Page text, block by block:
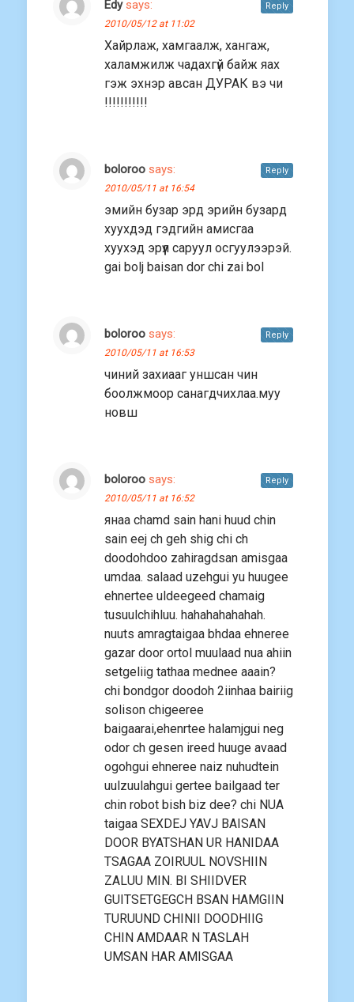
Edy says:
2010/05/12 at 11:02
Хайрлаж, хамгаалж, хангаж,
халамжилж чадахгүй байж яах
гэж эхнэр авсан ДУРАК вэ чи
!!!!!!!!!!!
Reply
boloroo says:
2010/05/11 at 16:54
эмийн бузар эрд эрийн бузард
хуухдэд гэдгийн амисгаа
хуухэд эрүүл саруул осгуулээрэй.
gai bolj baisan dor chi zai bol
Reply
boloroo says:
2010/05/11 at 16:53
чиний захиааг уншсан чин
боолжмоор санагдчихлаа.муу
новш
Reply
boloroo says:
2010/05/11 at 16:52
янаа chamd sain hani huud chin
sain eej ch geh shig chi ch
doodohdoo zahiragdsan amisgaa
umdaa. salaad uzehgui yu huugee
ehnertee uldeegeed chamaig
tusuulchihluu. hahahahahahah.
nuuts amragtaigaa bhdaa ehneree
gazar door ortol muulaad nua ahiin
setgeliig tathaa mednee aaain?
chi bondgor doodoh 2iinhaa bairiig
solison chigeeree
baigaarai,ehenrtee halamjgui neg
odor ch gesen ireed huuge avaad
ogohgui ehneree naiz nuhudtein
uulzuulahgui gertee bailgaad ter
chin robot bish biz dee? chi NUA
taigaa SEXDEJ YAVJ BAISAN
DOOR BYATSHAN UR HANIDAA
TSAGAA ZOIRUUL NOVSHIIN
ZALUU MIN. BI SHIIDVER
GUITSETGEGCH BSAN HAMGIIN
TURUUND CHINII DOODHIIG
CHIN AMDAAR N TASLAH
UMSAN HAR AMISGAA
Reply